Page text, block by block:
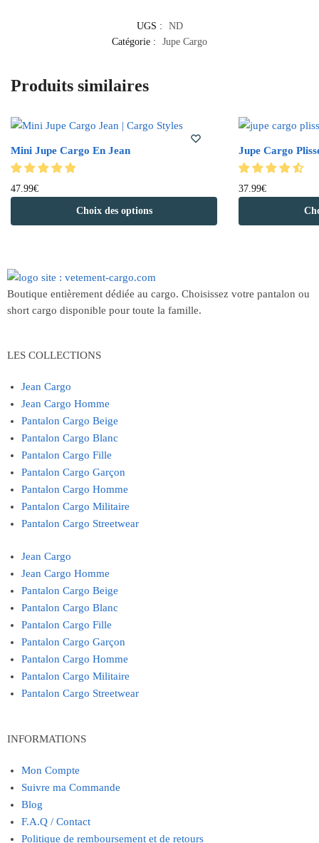
UGS :
ND
Catégorie :
Jupe Cargo
Produits similaires
Mini Jupe Cargo En Jean
47.99€
Choix des options
Jupe Cargo
37.99€
Boutique entièrement dédiée au cargo. Choisissez votre pantalon ou
short cargo disponible pour toute la famille.
LES COLLECTIONS
Jean Cargo
Jean Cargo Homme
Pantalon Cargo Beige
Pantalon Cargo Blanc
Pantalon Cargo Fille
Pantalon Cargo Garçon
Pantalon Cargo Homme
Pantalon Cargo Militaire
Pantalon Cargo Streetwear
Jean Cargo
Jean Cargo Homme
Pantalon Cargo Beige
Pantalon Cargo Blanc
Pantalon Cargo Fille
Pantalon Cargo Garçon
Pantalon Cargo Homme
Pantalon Cargo Militaire
Pantalon Cargo Streetwear
INFORMATIONS
Mon Compte
Suivre ma Commande
Blog
F.A.Q / Contact
Politique de remboursement et de retours